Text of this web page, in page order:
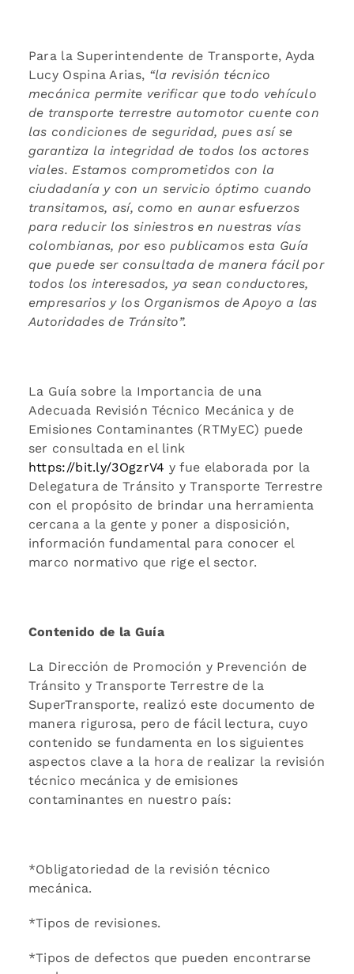
Para la Superintendente de Transporte, Ayda
Lucy Ospina Arias, “la revisión técnico
mecánica permite verificar que todo vehículo
de transporte terrestre automotor cuente con
las condiciones de seguridad, pues así se
garantiza la integridad de todos los actores
viales. Estamos comprometidos con la
ciudadanía y con un servicio óptimo cuando
transitamos, así, como en aunar esfuerzos
para reducir los siniestros en nuestras vías
colombianas, por eso publicamos esta Guía
que puede ser consultada de manera fácil por
todos los interesados, ya sean conductores,
empresarios y los Organismos de Apoyo a las
Autoridades de Tránsito”.
La Guía sobre la Importancia de una
Adecuada Revisión Técnico Mecánica y de
Emisiones Contaminantes (RTMyEC) puede
ser consultada en el link
https://bit.ly/3OgzrV4 y fue elaborada por la
Delegatura de Tránsito y Transporte Terrestre
con el propósito de brindar una herramienta
cercana a la gente y poner a disposición,
información fundamental para conocer el
marco normativo que rige el sector.
Contenido de la Guía
La Dirección de Promoción y Prevención de
Tránsito y Transporte Terrestre de la
SuperTransporte, realizó este documento de
manera rigurosa, pero de fácil lectura, cuyo
contenido se fundamenta en los siguientes
aspectos clave a la hora de realizar la revisión
técnico mecánica y de emisiones
contaminantes en nuestro país:
*Obligatoriedad de la revisión técnico
mecánica.
*Tipos de revisiones.
*Tipos de defectos que pueden encontrarse